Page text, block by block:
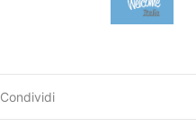
Condividi